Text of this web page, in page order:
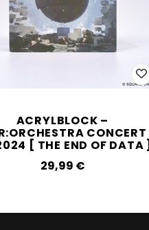
ACRYLBLOCK –
CONCERT
[ THE END OF DATA ]
29,99‎ ‎€